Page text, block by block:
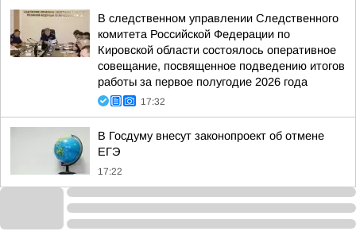
В следственном управлении Следственного
комитета Российской Федерации по
Кировской области состоялось оперативное
совещание, посвященное подведению итогов
работы за первое полугодие 2026 года
17:32
В Госдуму внесут законопроект об отмене
ЕГЭ
17:22